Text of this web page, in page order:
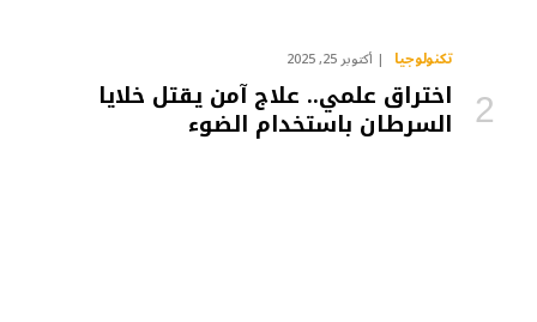
تكنولوجيا أكتوبر 25, 2025
اختراق علمي.. علاج آمن يقتل خلايا
السرطان باستخدام الضوء